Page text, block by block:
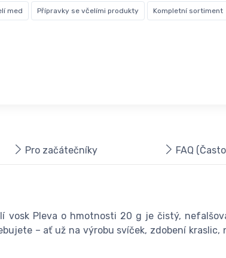
med Přípravky se včelími produkty Kompletní sortiment
Pro začátečníky FAQ
vosk Pleva o hmotnosti 20 g je čistý,
– ať už na výrobu svíček, zdobení kraslic,